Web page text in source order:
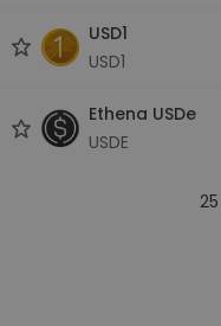
USD1
USD1
Ethena USDe
USDE
25